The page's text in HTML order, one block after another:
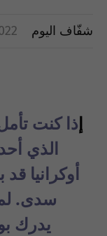
شفّاف اليوم
إذا كنت
الذي
أوكرانيا
سدى.
يدرك